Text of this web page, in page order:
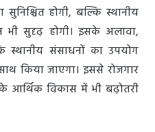
होगी, बल्कि स्थानीय
सुदृढ़ होगी। इसके अलावा,
स्थानीय संसाधनों का उपयोग
किया जाएगा। इससे रोजगार
आर्थिक विकास में भी बढ़ोतरी